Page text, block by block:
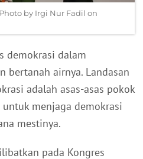
by Irgi Nur Fadil on
demokrasi dalam
bertanah airnya. Landasan
adalah asas-asas pokok
menjaga demokrasi
mestinya.
pada Kongres